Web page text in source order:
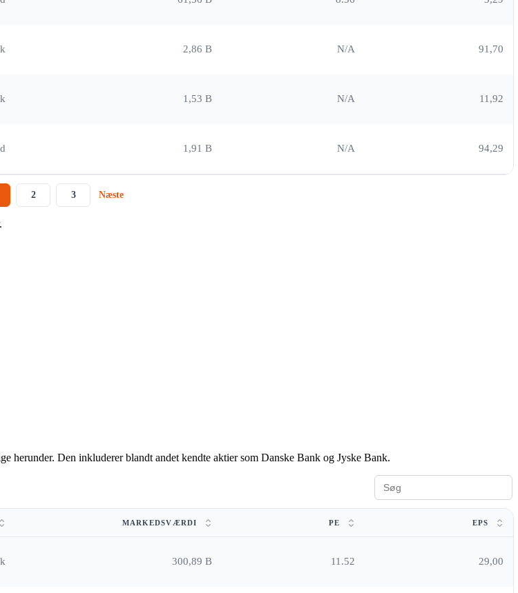
2,86 B N/A 91,70
1,53 B N/A 11,92
1,91 B N/A 94,29
2 3 Næste
herunder. Den inkluderer blandt andet kendte aktier som Danske Bank og Jyske Bank.
MARKEDSVÆRDI PE EPS
300,89 B 11.52 29,00